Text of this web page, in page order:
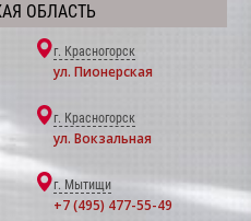
ОБЛАСТЬ
г. Красногорск
ул. Пионерская
г. Красногорск
ул. Вокзальная
г. Мытищи
+7 (495) 477-55-49